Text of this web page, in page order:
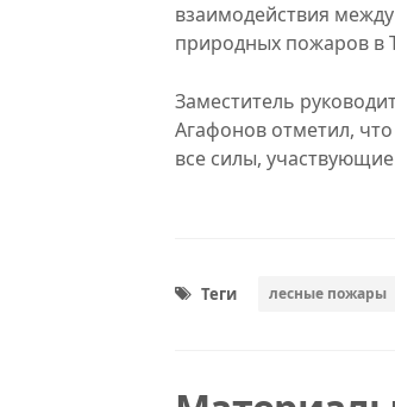
взаимодействия
природных пожаров в
Заместитель
Агафонов отметил,
все силы,
Теги лесные пожары